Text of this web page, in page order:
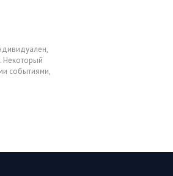
Некоторый
событиями,